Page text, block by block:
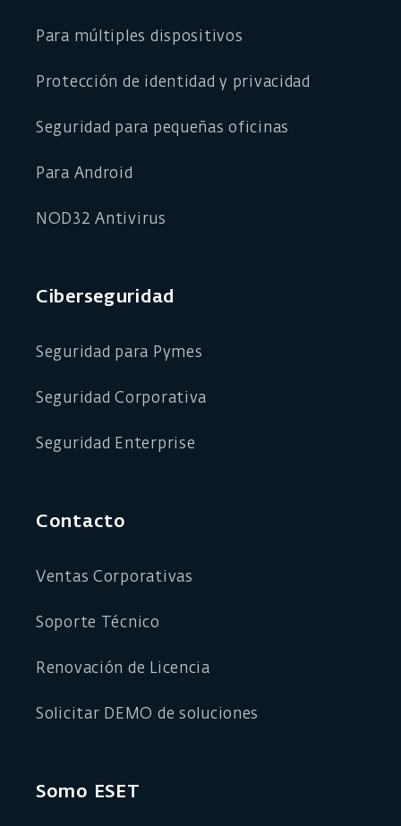
Para múltiples dispositivos
Protección de identidad y privacidad
Seguridad para pequeñas oficinas
Para Android
NOD32 Antivirus
Ciberseguridad
Seguridad para Pymes
Seguridad Corporativa
Seguridad Enterprise
Contacto
Ventas Corporativas
Soporte Técnico
Renovación de Licencia
Solicitar DEMO de soluciones
Somo ESET